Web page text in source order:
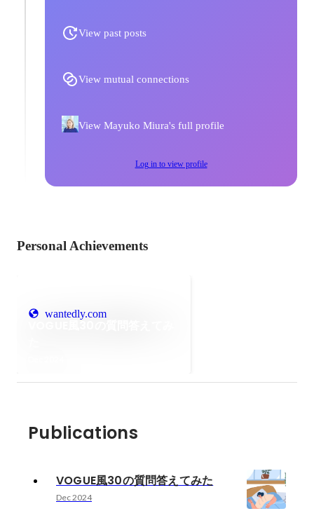
View past posts
View mutual connections
View Mayuko Miura's full profile
Log in to view profile
Personal Achievements
wantedly.com
Publications
VOGUE風30の質問答えてみた
Dec 2024